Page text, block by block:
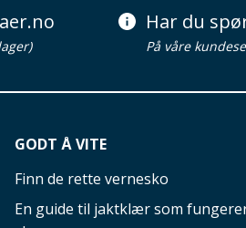
Har du
På våre
GODT Å VITE
Finn de rette vernesko
En guide til jaktklær som